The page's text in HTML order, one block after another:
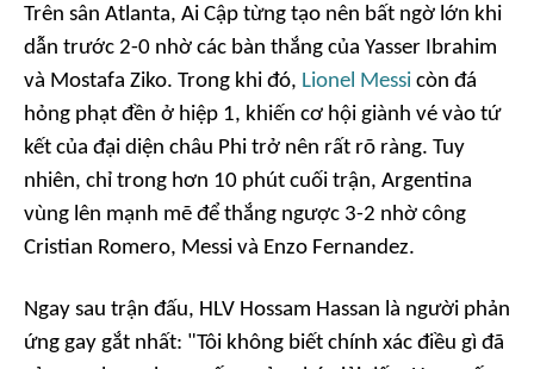
Trên sân Atlanta, Ai Cập từng tạo nên bất ngờ lớn khi
dẫn trước 2-0 nhờ các bàn thắng của Yasser Ibrahim
và Mostafa Ziko. Trong khi đó, Lionel Messi còn đá
hỏng phạt đền ở hiệp 1, khiến cơ hội giành vé vào tứ
kết của đại diện châu Phi trở nên rất rõ ràng. Tuy
nhiên, chỉ trong hơn 10 phút cuối trận, Argentina
vùng lên mạnh mẽ để thắng ngược 3-2 nhờ công
Cristian Romero, Messi và Enzo Fernandez.
Ngay sau trận đấu, HLV Hossam Hassan là người phản
ứng gay gắt nhất: "Tôi không biết chính xác điều gì đã